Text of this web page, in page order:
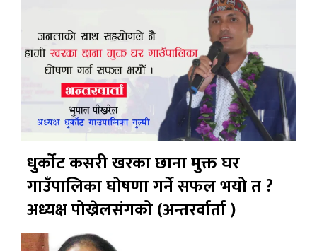
धुर्कोट कसरी खरका छाना मुक्त घर
गाउँपालिका घोषणा गर्ने सफल भयो त ?
अध्यक्ष पोख्रेलसंगको (अन्तरर्वार्ता )